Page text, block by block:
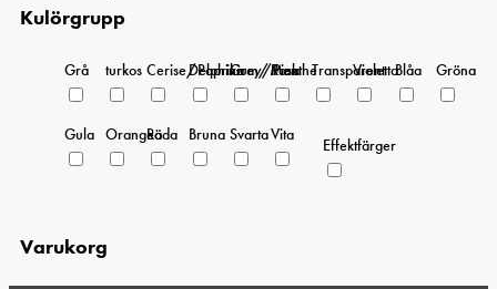
Kulörgrupp
Grå turkos Cerise/Paprika
Delphinium/Menthe
Grey/Pink
Rosa Transparent
ViolettaBlåa Gröna
Gula OrangeaRöda Bruna SvartaVita
Effektfärger
Varukorg